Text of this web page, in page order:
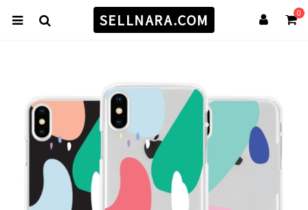
0
SELLNARA.COM